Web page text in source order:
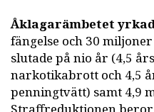
Åklagarämbetet
fängelse och 30
slutade på nio år (4,5
narkotikabrott och 4,5
penningtvätt) samt 4,9